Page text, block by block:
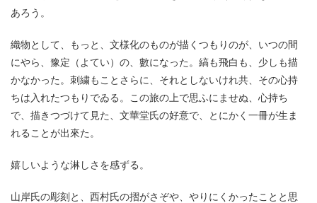
あろう。
織物として、もっと、文様化のものが描くつもりのが、いつの間
にやら、豫定（よてい）の、數になった。縞も飛白も、少しも描
かなかった。刺繍もことさらに、それとしないけれ共、その心持
ちは入れたつもりでゐる。この旅の上で思ふにませぬ、心持ち
で、描きつづけて見た、文華堂氏の好意で、とにかく一冊が生ま
れることが出來た。
嬉しいような淋しさを感ずる。
山岸氏の彫刻と、西村氏の摺がさぞや、やりにくかったことと思